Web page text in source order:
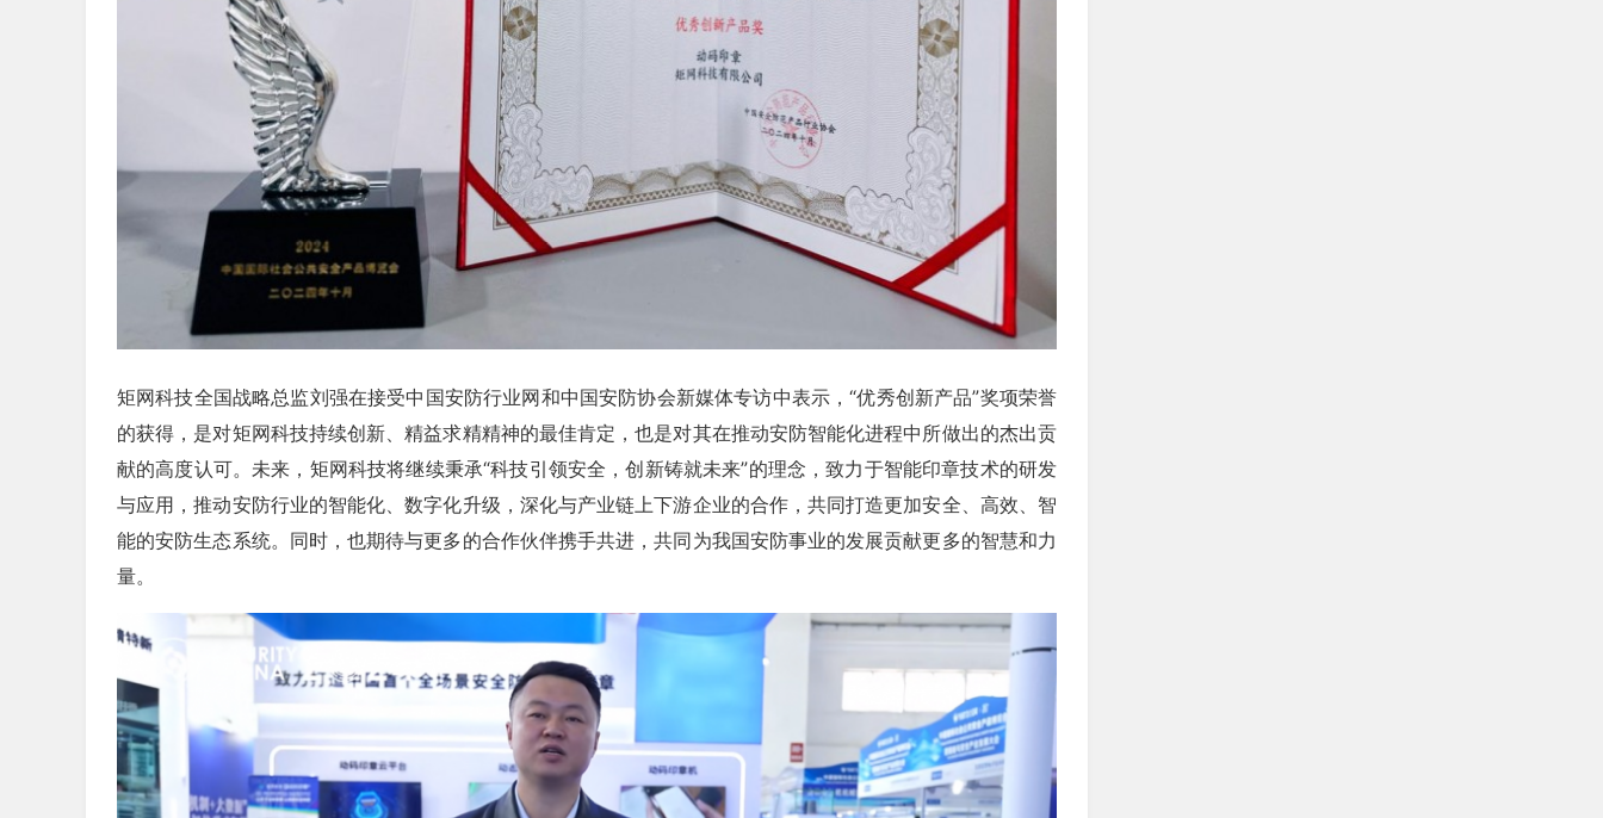
矩网科技全国战略总监刘强在接受中国安防行业网和中国安防协会新媒体专访中表示，“优秀创新产品”奖项荣誉
的获得，是对矩网科技持续创新、精益求精精神的最佳肯定，也是对其在推动安防智能化进程中所做出的杰出贡
献的高度认可。未来，矩网科技将继续秉承“科技引领安全，创新铸就未来”的理念，致力于智能印章技术的研发
与应用，推动安防行业的智能化、数字化升级，深化与产业链上下游企业的合作，共同打造更加安全、高效、智
能的安防生态系统。同时，也期待与更多的合作伙伴携手共进，共同为我国安防事业的发展贡献更多的智慧和力
量。